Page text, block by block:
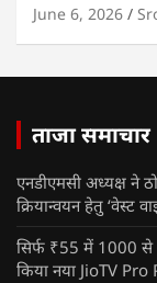
June 6, 2026
ताजा समाचार
एनडीएमसी अध्यक्ष ने
क्रियान्वयन हेतु ‘वेस्ट
सिर्फ ₹55 में 1000 से
किया नया JioTV Pro